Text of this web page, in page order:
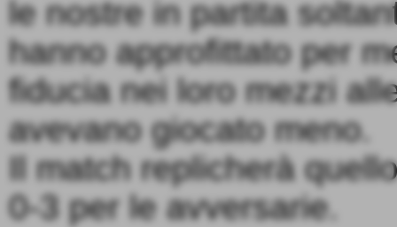
le nostre in partita
hanno approfittato per
fiducia nei loro mezzi
avevano giocato meno.
Il match replicherà
0-3 per le avversarie.